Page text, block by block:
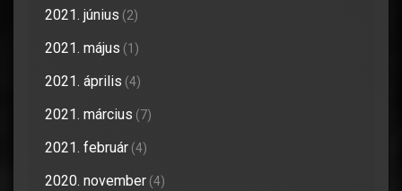
2021. június (2)
2021. május (1)
2021. április (4)
2021. március (7)
2021. február (4)
2020. november (4)